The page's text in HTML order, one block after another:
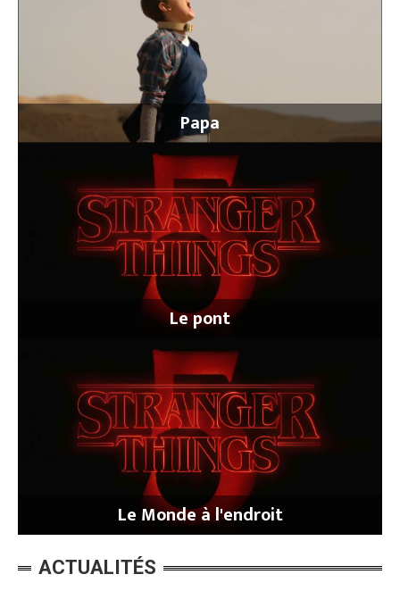
Papa
Le pont
Le Monde à l'endroit
ACTUALITÉS